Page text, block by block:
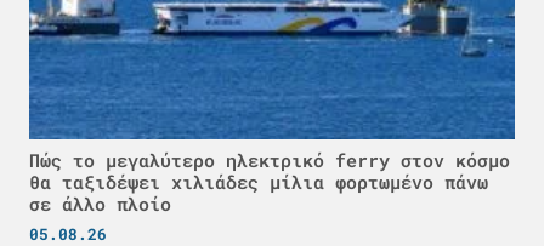
Πώς το μεγαλύτερο ηλεκτρικό ferry στον κόσμο
θα ταξιδέψει χιλιάδες μίλια φορτωμένο πάνω
σε άλλο πλοίο
05.08.26